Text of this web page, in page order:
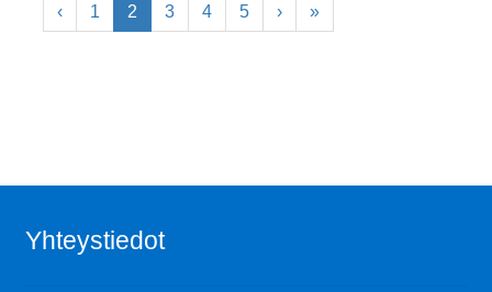
‹ 1 2 3 4 5 › »
Yhteystiedot